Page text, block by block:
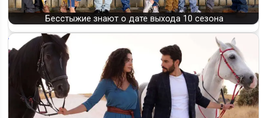
Бесстыжие знают о дате выхода 10 сезона